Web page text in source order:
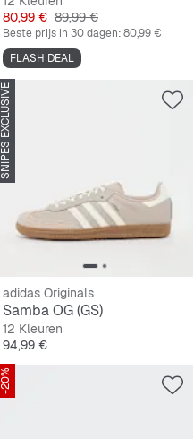
Prijs
80,99 € Originele Prijs
89,99 €
Beste prijs in 30 dagen:80,99 €
FLASH DEAL
SNIPES EXCLUSIVE
adidas Originals
Samba OG (GS)
12 Kleuren
Prijs
94,99 €
-20%